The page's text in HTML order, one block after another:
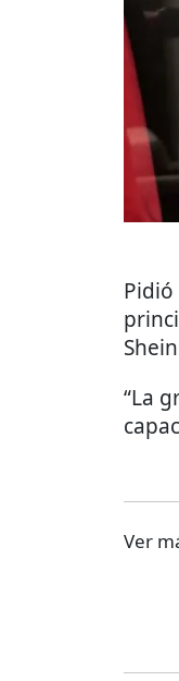
“La
Ver